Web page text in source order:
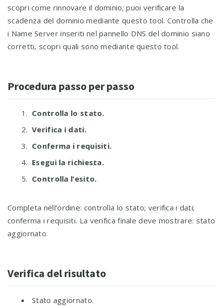
scopri come rinnovare il dominio; puoi verificare la
scadenza del dominio mediante questo tool. Controlla che
i Name Server inseriti nel pannello DNS del dominio siano
corretti, scopri quali sono mediante questo tool.
Procedura passo per passo
Controlla lo stato.
Verifica i dati.
Conferma i requisiti.
Esegui la richiesta.
Controlla l’esito.
Completa nell’ordine: controlla lo stato; verifica i dati;
conferma i requisiti. La verifica finale deve mostrare: stato
aggiornato.
Verifica del risultato
Stato aggiornato.